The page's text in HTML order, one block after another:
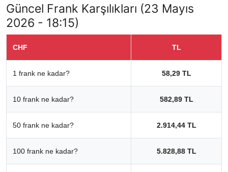
Güncel Frank Karşılıkları (23 Mayıs
2026 - 18:15)
CHF TL
1 frank ne kadar? 58,29 TL
10 frank ne kadar? 582,89 TL
50 frank ne kadar? 2.914,44 TL
100 frank ne kadar? 5.828,88 TL